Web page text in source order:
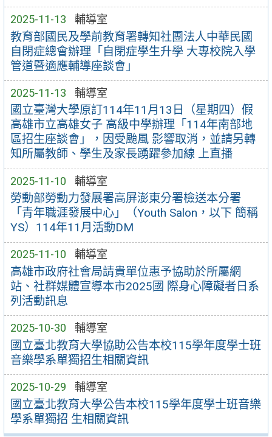
2025-11-13 輔導室
教育部國民及學前教育署轉知社團法人中華民國
自閉症總會辦理「自閉症學生升學 大專校院入學
管道暨適應輔導座談會」
2025-11-13 輔導室
國立臺灣大學原訂114年11月13日（星期四）假
高雄市立高雄女子 高級中學辦理「114年南部地
區招生座談會」，因受颱風 影響取消，並請另轉
知所屬教師、學生及家長踴躍參加線 上直播
2025-11-10 輔導室
勞動部勞動力發展署高屏澎東分署檢送本分署
「青年職涯發展中心」（Youth Salon，以下 簡稱
YS）114年11月活動DM
2025-11-10 輔導室
高雄市政府社會局請貴單位惠予協助於所屬網
站、社群媒體宣導本市2025國 際身心障礙者日系
列活動訊息
2025-10-30 輔導室
國立臺北教育大學協助公告本校115學年度學士班
音樂學系單獨招生相關資訊
2025-10-29 輔導室
國立臺北教育大學公告本校115學年度學士班音樂
學系單獨招 生相關資訊